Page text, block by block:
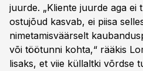
juurde. „Kliente juurde aga ei
ostujõud kasvab, ei piisa
nimetamisväärselt
või töötunni kohta,“ rääkis
lisaks, et viie küllaltki võrdse